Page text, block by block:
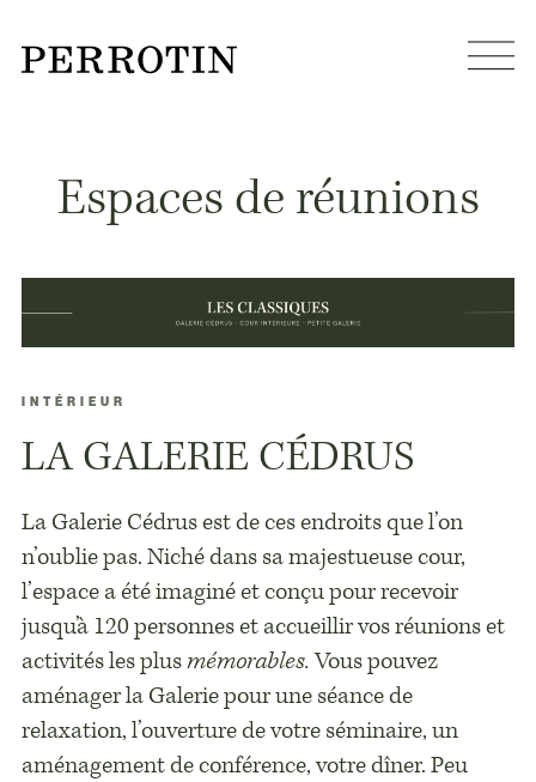
Espaces de réunions
INTÉRIEUR
LA GALERIE CÉDRUS
La Galerie Cédrus est de ces endroits que l’on
n’oublie pas. Niché dans sa majestueuse cour,
l’espace a été imaginé et conçu pour recevoir
jusqu’à 120 personnes et accueillir vos réunions et
activités les plusmémorables.Vous pouvez
aménager la Galerie pour une séance de
relaxation, l’ouverture de votre séminaire, un
aménagement de conférence, votre dîner. Peu